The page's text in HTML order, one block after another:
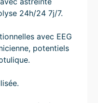
24h/24 7j/7.
avec EEG
potentiels